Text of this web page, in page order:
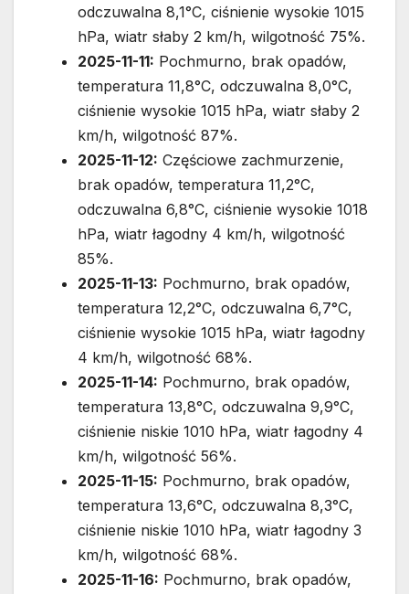
odczuwalna 8,1°C, ciśnienie wysokie 1015
hPa, wiatr słaby 2 km/h, wilgotność 75%.
2025-11-11: Pochmurno, brak opadów,
temperatura 11,8°C, odczuwalna 8,0°C,
ciśnienie wysokie 1015 hPa, wiatr słaby 2
km/h, wilgotność 87%.
2025-11-12: Częściowe zachmurzenie,
brak opadów, temperatura 11,2°C,
odczuwalna 6,8°C, ciśnienie wysokie 1018
hPa, wiatr łagodny 4 km/h, wilgotność
85%.
2025-11-13: Pochmurno, brak opadów,
temperatura 12,2°C, odczuwalna 6,7°C,
ciśnienie wysokie 1015 hPa, wiatr łagodny
4 km/h, wilgotność 68%.
2025-11-14: Pochmurno, brak opadów,
temperatura 13,8°C, odczuwalna 9,9°C,
ciśnienie niskie 1010 hPa, wiatr łagodny 4
km/h, wilgotność 56%.
2025-11-15: Pochmurno, brak opadów,
temperatura 13,6°C, odczuwalna 8,3°C,
ciśnienie niskie 1010 hPa, wiatr łagodny 3
km/h, wilgotność 68%.
2025-11-16: Pochmurno, brak opadów,